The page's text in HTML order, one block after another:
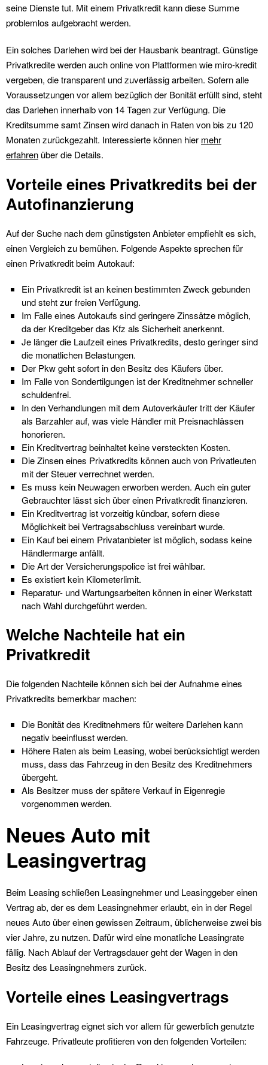
seine Dienste tut. Mit einem Privatkredit kann diese Summe
problemlos aufgebracht werden.
Ein solches Darlehen wird bei der Hausbank beantragt. Günstige
Privatkredite werden auch online von Plattformen wie miro-kredit
vergeben, die transparent und zuverlässig arbeiten. Sofern alle
Voraussetzungen vor allem bezüglich der Bonität erfüllt sind, steht
das Darlehen innerhalb von 14 Tagen zur Verfügung. Die
Kreditsumme samt Zinsen wird danach in Raten von bis zu 120
Monaten zurückgezahlt. Interessierte können hier mehr
erfahren über die Details.
Vorteile eines Privatkredits bei der
Autofinanzierung
Auf der Suche nach dem günstigsten Anbieter empfiehlt es sich,
einen Vergleich zu bemühen. Folgende Aspekte sprechen für
einen Privatkredit beim Autokauf:
Ein Privatkredit ist an keinen bestimmten Zweck gebunden
und steht zur freien Verfügung.
Im Falle eines Autokaufs sind geringere Zinssätze möglich,
da der Kreditgeber das Kfz als Sicherheit anerkennt.
Je länger die Laufzeit eines Privatkredits, desto geringer sind
die monatlichen Belastungen.
Der Pkw geht sofort in den Besitz des Käufers über.
Im Falle von Sondertilgungen ist der Kreditnehmer schneller
schuldenfrei.
In den Verhandlungen mit dem Autoverkäufer tritt der Käufer
als Barzahler auf, was viele Händler mit Preisnachlässen
honorieren.
Ein Kreditvertrag beinhaltet keine versteckten Kosten.
Die Zinsen eines Privatkredits können auch von Privatleuten
mit der Steuer verrechnet werden.
Es muss kein Neuwagen erworben werden. Auch ein guter
Gebrauchter lässt sich über einen Privatkredit finanzieren.
Ein Kreditvertrag ist vorzeitig kündbar, sofern diese
Möglichkeit bei Vertragsabschluss vereinbart wurde.
Ein Kauf bei einem Privatanbieter ist möglich, sodass keine
Händlermarge anfällt.
Die Art der Versicherungspolice ist frei wählbar.
Es existiert kein Kilometerlimit.
Reparatur- und Wartungsarbeiten können in einer Werkstatt
nach Wahl durchgeführt werden.
Welche Nachteile hat ein
Privatkredit
Die folgenden Nachteile können sich bei der Aufnahme eines
Privatkredits bemerkbar machen:
Die Bonität des Kreditnehmers für weitere Darlehen kann
negativ beeinflusst werden.
Höhere Raten als beim Leasing, wobei berücksichtigt werden
muss, dass das Fahrzeug in den Besitz des Kreditnehmers
übergeht.
Als Besitzer muss der spätere Verkauf in Eigenregie
vorgenommen werden.
Neues Auto mit
Leasingvertrag
Beim Leasing schließen Leasingnehmer und Leasinggeber einen
Vertrag ab, der es dem Leasingnehmer erlaubt, ein in der Regel
neues Auto über einen gewissen Zeitraum, üblicherweise zwei bis
vier Jahre, zu nutzen. Dafür wird eine monatliche Leasingrate
fällig. Nach Ablauf der Vertragsdauer geht der Wagen in den
Besitz des Leasingnehmers zurück.
Vorteile eines Leasingvertrags
Ein Leasingvertrag eignet sich vor allem für gewerblich genutzte
Fahrzeuge. Privatleute profitieren von den folgenden Vorteilen: